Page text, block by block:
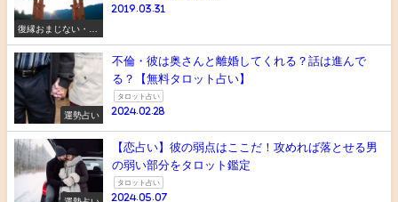
復縁おまじない・ス
ピリチュアル
2019.03.31
運勢占い
不倫・彼は奥さんと離婚してくれる？話は進んで
る？【無料タロット占い】
タロット占い
2024.02.28
【恋占い】彼の弱点はここだ！攻めれば落とせる男
の弱い部分をタロット鑑定
タロット占い
2024.05.07